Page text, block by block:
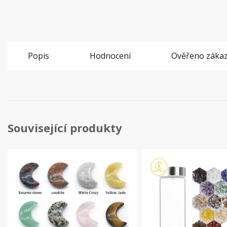
Popis Hodnocení Ověřeno
Související produkty